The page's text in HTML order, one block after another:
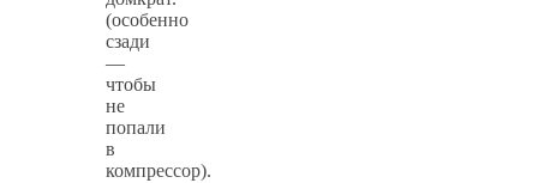
(особенно
сзади
—
чтобы
не
попали
в
компрессор).